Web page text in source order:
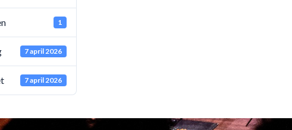
1
7 april 2026
7 april 2026